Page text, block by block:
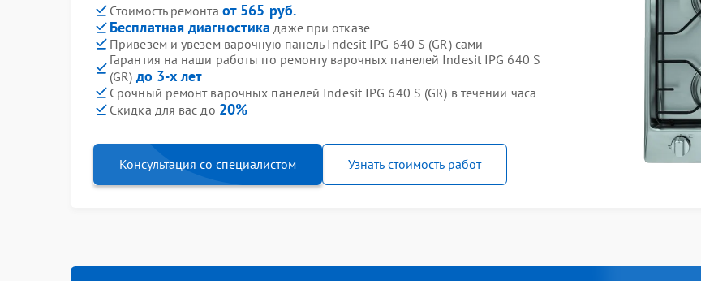
Стоимость ремонта от 565 руб.
Бесплатная диагностика даже при отказе
Привезем и увезем варочную панель Indesit IPG 640 S (GR) сами
Гарантия на наши работы по ремонту варочных панелей Indesit IPG 640 S
(GR) до 3-х лет
Срочный ремонт варочных панелей Indesit IPG 640 S (GR) в течении часа
Скидка для вас до 20%
Консультация со специалистом Узнать стоимость работ